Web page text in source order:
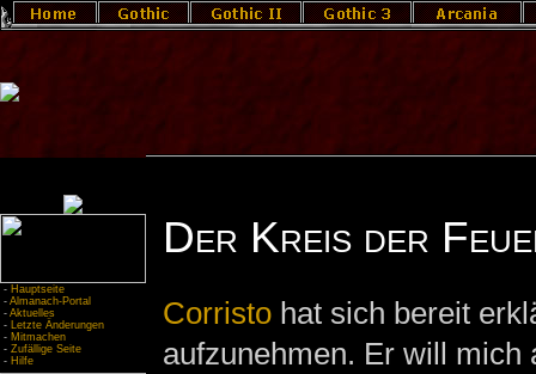
- Hauptseite
- Almanach-Portal
- Aktuelles
- Letzte Änderungen
- Mitmachen
- Zufällige Seite
- Hilfe
Der Kreis der
Corristohat sich bereit
aufzunehmen. Er will mich